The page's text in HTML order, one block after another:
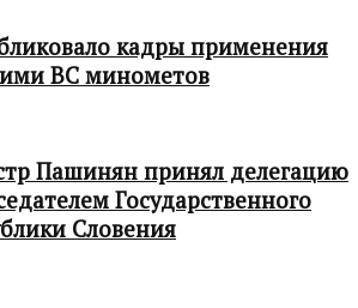
кадры применения
ВС минометов
Пашинян принял делегацию
Государственного
Словения